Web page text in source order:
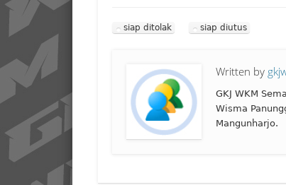
siap ditolak siap diutus
Written by
GKJ WKM
Wisma
Mangunharjo.